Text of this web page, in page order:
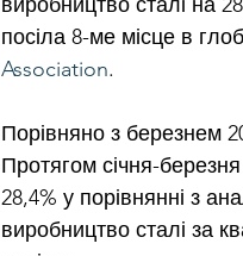
посіла 8-ме місце в
Association.
Порівняно з березнем
Протягом січня-
28,4% у порівнянні з
виробництво сталі за